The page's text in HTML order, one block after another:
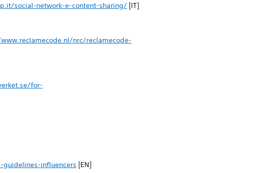
social-network-e-content-sharing/ [IT]
nrc/reclamecode-
for-
influencers [EN]